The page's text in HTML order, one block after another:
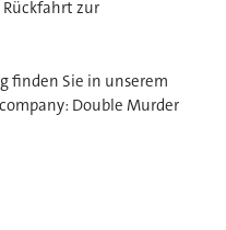
Rückfahrt zur
finden Sie in unserem
Double Murder